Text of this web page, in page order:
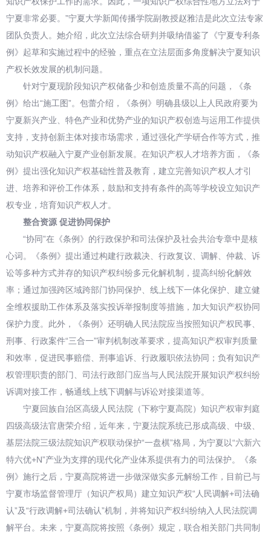
宁夏非常必要。”宁夏大学新闻传播学院副教授赵雅洁是此次立法专家
团队负责人。她介绍，此次立法综合研判并吸纳借鉴了《宁夏专利条
例》起草和实施过程中的经验，重点在立法层面多角度解决宁夏知识
产权长效发展的机制问题。
针对宁夏现阶段知识产权储备少和创造质量不高的问题，《条
例》给出“施工图”。包蕾介绍，《条例》明确县级以上人民政府要为
宁夏新兴产业、特色产业和优势产业的知识产权创造与运用工作提供
支持，支持创新主体对接市场需求，通过强化产学研合作等方式，推
动知识产权融入宁夏产业创新发展。在知识产权人才培养方面，《条
例》提出强化知识产权基础性普及教育，建立完善知识产权人才引
进、培养和评价工作体系，鼓励和支持有条件的高等学校设立知识产
权专业，培育知识产权人才。
整合资源 促进协同保护
“协同”在《条例》的行政保护和司法保护及社会共治专章中是核
心词。《条例》提出通过构建行政裁决、行政复议、调解、仲裁、诉
讼等多种方式并存的知识产权纠纷多元化解机制，提高纠纷化解效
率；通过加强跨区域跨部门协同保护、线上线下一体化保护、建立健
全维权援助工作体系及落实投诉举报制度等措施，加大知识产权协同
保护力度。此外，《条例》还明确人民法院应当按照知识产权民事、
刑事、行政案件“三合一”审判机制改革要求，提高知识产权审判质量
和效率，促进民事赔偿、刑事追诉、行政履职依法协同；负有知识产
权管理职责的部门、司法行政部门应当与人民法院开展知识产权纠纷
诉调对接工作，畅通线上线下调解与诉讼对接渠道等。
宁夏回族自治区高级人民法院（下称宁夏高院）知识产权审判庭
四级高级法官唐荣介绍，近年来，宁夏法院系统已形成高级、中级、
基层法院三级法院知识产权联动保护“一盘棋”格局，为宁夏以“六新六
特六优+N”产业为支撑的现代化产业体系提供有力的司法保护。《条
例》施行之后，宁夏高院将进一步做深做实多元解纷工作，目前已与
宁夏市场监督管理厅（知识产权局）建立知识产权“人民调解+司法确
认”及“行政调解+司法确认”机制，并将知识产权纠纷纳入人民法院调
解平台。未来，宁夏高院将按照《条例》规定，联合相关部门共同制